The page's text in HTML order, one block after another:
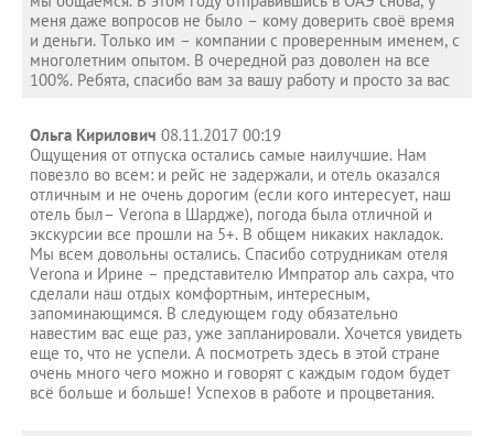
меня даже вопросов не было – кому доверить своё время
и деньги. Только им – компании с проверенным именем, с
многолетним опытом. В очередной раз доволен на все
100%. Ребята, спасибо вам за вашу работу и просто за вас
Ольга Кирилович 08.11.2017 00:19
Ощущения от отпуска остались самые наилучшие. Нам
повезло во всем: и рейс не задержали, и отель оказался
отличным и не очень дорогим (если кого интересует, наш
отель был– Verona в Шардже), погода была отличной и
экскурсии все прошли на 5+. В общем никаких накладок.
Мы всем довольны остались. Спасибо сотрудникам отеля
Verona и Ирине – представителю Импратор аль сахра, что
сделали наш отдых комфортным, интересным,
запоминающимся. В следующем году обязательно
навестим вас еще раз, уже запланировали. Хочется увидеть
еще то, что не успели. А посмотреть здесь в этой стране
очень много чего можно и говорят с каждым годом будет
всё больше и больше! Успехов в работе и процветания.